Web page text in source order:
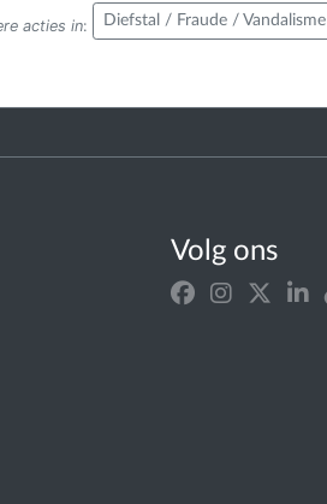
acties in: Diefstal / Fraude / Vandalisme
Volg ons